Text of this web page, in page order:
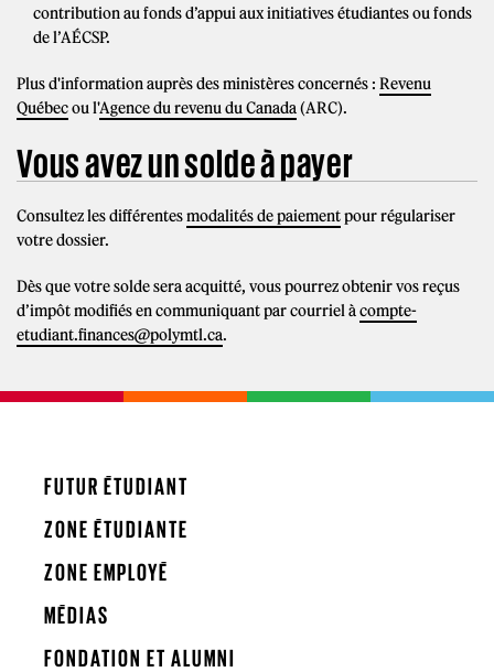
contribution au fonds d’appui aux initiatives étudiantes ou fonds
de l’AÉCSP.
Plus d'information auprès des ministères concernés : Revenu
Québecou l'Agence du revenu du Canada(ARC).
Vous avez un solde à payer
Consultez les différentesmodalités de paiementpour régulariser
votre dossier.
Dès que votre solde sera acquitté, vous pourrez obtenir vos reçus
d’impôt modifiés en communiquant par courriel àcompte-
etudiant.finances@polymtl.ca.
FUTUR ÉTUDIANT
ZONE ÉTUDIANTE
ZONE EMPLOYÉ
MÉDIAS
FONDATION ET ALUMNI